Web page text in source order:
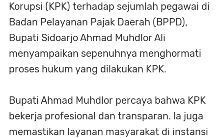
Korupsi (KPK) terhadap sejumlah pegawai di
Badan Pelayanan Pajak Daerah (BPPD),
Bupati Sidoarjo Ahmad Muhdlor Ali
menyampaikan sepenuhnya menghormati
proses hukum yang dilakukan KPK.
Bupati Ahmad Muhdlor percaya bahwa KPK
bekerja profesional dan transparan. Ia juga
memastikan layanan masyarakat di instansi